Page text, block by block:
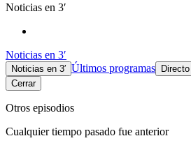
Noticias en 3′
Noticias en 3′
Noticias en 3′ Últimos programas
Directo
Cerrar
Otros episodios
Cualquier tiempo pasado fue anterior